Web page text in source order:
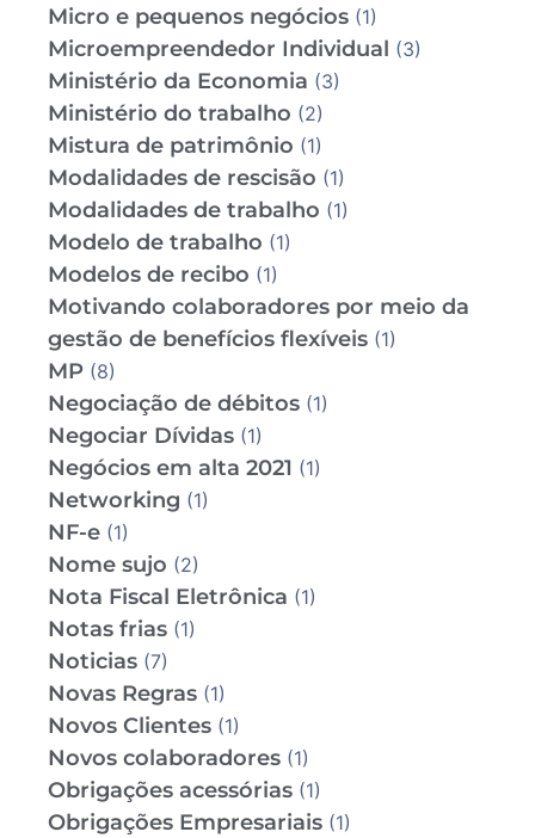
Micro e pequenos negócios (1)
Microempreendedor Individual (3)
Ministério da Economia (3)
Ministério do trabalho (2)
Mistura de patrimônio (1)
Modalidades de rescisão (1)
Modalidades de trabalho (1)
Modelo de trabalho (1)
Modelos de recibo (1)
Motivando colaboradores por meio da
gestão de benefícios flexíveis (1)
MP (8)
Negociação de débitos (1)
Negociar Dívidas (1)
Negócios em alta 2021 (1)
Networking (1)
NF-e (1)
Nome sujo (2)
Nota Fiscal Eletrônica (1)
Notas frias (1)
Noticias (7)
Novas Regras (1)
Novos Clientes (1)
Novos colaboradores (1)
Obrigações acessórias (1)
Obrigações Empresariais (1)